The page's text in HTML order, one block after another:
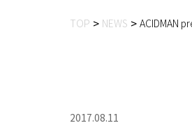
TOP NEWS ACIDMAN
2017.08.11